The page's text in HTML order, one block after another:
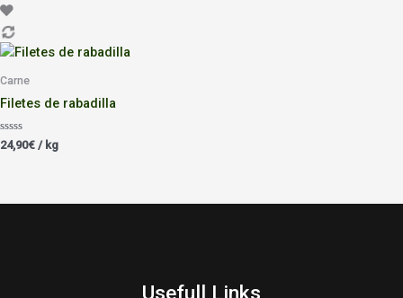
Carne
Filetes de rabadilla
Valorado
con
24,90€ / kg